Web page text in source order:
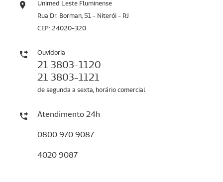
Unimed Leste Fluminense
Rua Dr. Borman, 51 - Niterói - RJ
CEP: 24020-320
Ouvidoria
21 3803-1120
21 3803-1121
de segunda a sexta, horário comercial
Atendimento 24h
0800 970 9087
4020 9087